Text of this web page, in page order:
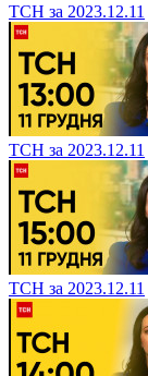
ТСН за 2023.12.11
ТСН за 2023.12.11
ТСН за 2023.12.11